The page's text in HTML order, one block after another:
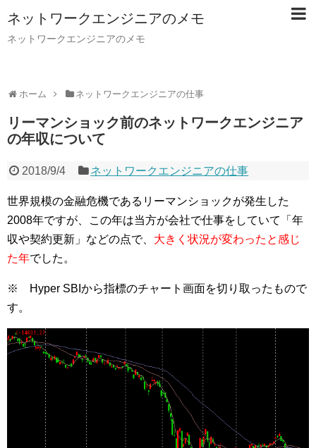
ネットワークエンジニアのメモ
ネットワークエンジニアのメモ
ホーム ネットワークエンジニアの仕事
リーマンショック前のネットワークエンジニア
の年収について
2018/9/4 ネットワークエンジニアの仕事
世界規模の金融危機であるリーマンショックが発生した
2008年ですが、この年は当方が会社で仕事をしていて「年
収や契約更新」などの点で、 大きく状況が変わったと感じ
た年でした。
※ Hyper SBIから指標のチャート画面を切り取ったもので
す。